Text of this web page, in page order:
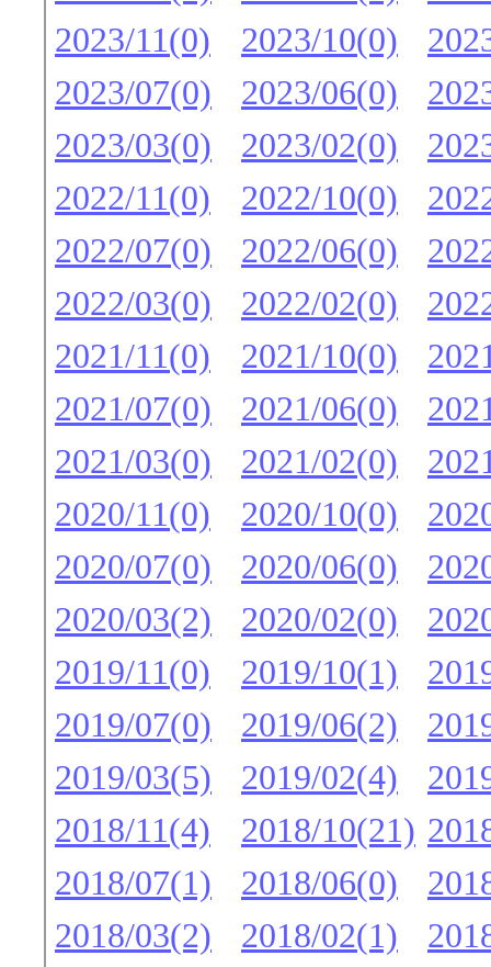
2023/11(0)
2023/10(0)
2023/07(0)
2023/06(0)
2023/03(0)
2023/02(0)
2022/11(0)
2022/10(0)
2022/07(0)
2022/06(0)
2022/03(0)
2022/02(0)
2021/11(0)
2021/10(0)
2021/07(0)
2021/06(0)
2021/03(0)
2021/02(0)
2020/11(0)
2020/10(0)
2020/07(0)
2020/06(0)
2020/03(2)
2020/02(0)
2019/11(0)
2019/10(1)
2019/07(0)
2019/06(2)
2019/03(5)
2019/02(4)
2018/11(4)
2018/10(21)
2018/07(1)
2018/06(0)
2018/03(2)
2018/02(1)